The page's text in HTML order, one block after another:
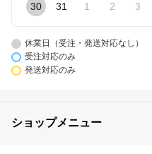
30 31 1 2 3
休業日（受注・発送対応なし）
受注対応のみ
発送対応のみ
ショップメニュー